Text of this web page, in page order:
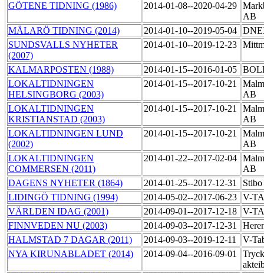
GÖTENE TIDNING (1986)
2014-01-08--2020-04-29
AB
MÄLARÖ TIDNING (2014)
2014-01-10--2019-05-04
SUNDSVALLS NYHETER
(2007)
2014-01-10--2019-12-23
KALMARPOSTEN (1988) 2014-01-15--2016-01-05
LOKALTIDNINGEN
HELSINGBORG (2003)
2014-01-15--2017-10-21
AB
LOKALTIDNINGEN
KRISTIANSTAD (2003)
2014-01-15--2017-10-21
AB
LOKALTIDNINGEN LUND
(2002)
2014-01-15--2017-10-21
AB
LOKALTIDNINGEN
COMMERSEN (2011)
2014-01-22--2017-02-04
AB
DAGENS NYHETER (1864)
2014-01-25--2017-12-31
LIDINGÖ TIDNING (1994)
2014-05-02--2017-06-23 V-
VÄRLDEN IDAG (2001)
2014-09-01--2017-12-18 V-
FINNVEDEN NU (2003)
2014-09-03--2017-12-31
HALMSTAD 7 DAGAR (2011)
2014-09-03--2019-12-11
V-
NYA KIRUNABLADET (2014)
2014-09-04--2016-09-01